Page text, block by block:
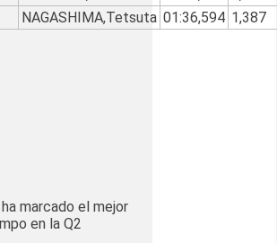
NAGASHIMA,Tetsuta 01:36,594 1,387
marcado el mejor
en la Q2